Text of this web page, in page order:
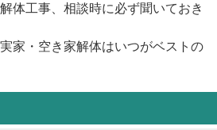
体工事、相談時に必ず聞いておき
家・空き家解体はいつがベストの